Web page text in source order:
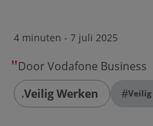
4 minuten - 7 juli 2025
Door Vodafone Business
Veilig Werken
#Veilig